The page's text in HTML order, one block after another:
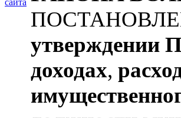
сайта
утверждении
доходах,